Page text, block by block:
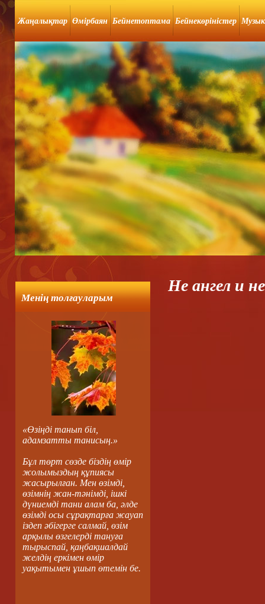
Жаңалықтар Өмірбаян Бейнетоптама Бейнекөріністер
Менің толғауларым
«Өзіңді танып біл,
адамзатты танисың.»
Бұл төрт сөзде біздің өмір
жолымыздың құпиясы
жасырылған. Мен өзімді,
өзімнің жан-тәнімді, ішкі
дүниемді тани алам ба, әлде
өзімді осы сұрақтарға жауап
іздеп әбігерге салмай, өзім
арқылы өзгелерді тануға
тырыспай, қаңбақшалдай
желдің еркімен өмір
уақытымен ұшып өтемін бе.
Не ангел и